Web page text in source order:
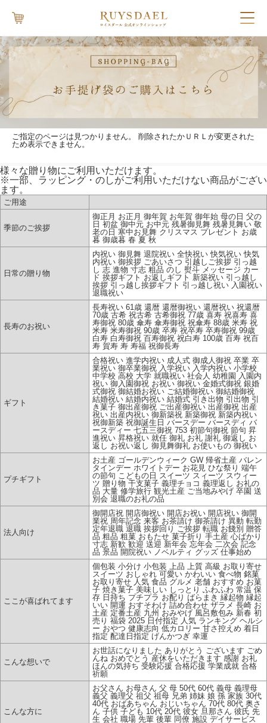
ご指定のページは見つかりません。 削除されたかＵＲＬが変更された
ため表示できません。
様々な贈り物にご利用いただけます。
※一部、ラッピング・のしがご利用いただけない商品がござい
ます。
ご用途
季節のご挨拶
御正月 お正月 御年賀 お年賀 御年始 母の日 父の
日 初盆 御中元 お中元 残暑御見舞 残暑見舞い 敬
老の日 寒中お見舞 クリスマス プレゼント お歳
暮 御歳暮 春 夏 秋
日常の贈り物
内祝い 御見舞 退院祝い 全快祝い 快気祝い 快気
内祝い 御挨拶 ごあいさつ 引越しご挨拶 引っ越
し 志 進物 寸志 粗品 のし 熨斗 メッセージ カー
ド 挨拶ギフト お返しギフト 新築祝い 引っ越し
挨拶 引っ越し挨拶ギフト 引っ越し祝い 入園祝い
退職祝い
長寿のお祝い
長寿祝い 61歳 還暦 還暦御祝い 還暦祝い 祝還暦
70歳 古希 祝古希 古希御祝 77歳 喜寿 祝喜寿 喜
寿御祝 80歳 傘寿 傘寿御祝 祝傘寿 88歳 米寿 祝
米寿 米寿御祝 90歳 卒寿 祝卒寿 卒寿御祝 99歳
白寿 白寿御祝 百寿御祝 祝白寿 100歳 百寿 祝百
寿 賀寿 寿 寿福 祝御長寿
ギフト
合格祝い 進学内祝い 成人式 御成人御祝 卒業 卒
業祝い 御卒業御祝 入学祝い 入学内祝い 小学校
中学校 高校 大学 就職祝い 社会人 幼稚園 入園内
祝い 御入園御祝 お祝い 御祝い 金婚式御祝 銀婚
式御祝 御結婚お祝い ご結婚御祝い 御結婚御祝
結婚祝い 結婚内祝い 結婚式 引き出物 引出物 引
き菓子 御出産御祝 ご出産御祝い 出産御祝 出産
祝い 出産内祝い 御新築祝 新築御祝 新築内祝い
祝御新築 祝御誕生日 バースデー バースディ バ
ースディー 七五三御祝 753 初節句御祝 節句 昇
進祝い 昇格祝い 就任 御礼 お礼 謝礼 御返し お
返し お祝い返し 御見舞御礼 お使いもの 御祝い
プチギフト
お土産 ゴールデンウィーク GW 帰省土産 バレン
タインデー ホワイトデー お花見 ひな祭り 端午
の節句 こどもの日 スイーツ スィーツ スウィー
ツ 贈り物 干支菓子 義理チョコ 義理返し お礼の
品 大量 修学旅行 観光土産 ご当地みやげ 卒園 送
別会 退職のお礼の品
法人向け
御開店祝 開店御祝い 開店お祝い 開店祝い 御開
業祝 周年記念 来客 お茶請け 御茶請け 異動 転勤
定年退職 退職 挨拶回り ご挨拶 転職 お餞別 贈答
品 粗品 粗菓 おもたせ 菓子折り 手土産 心ばかり
寸志 新歓 歓迎 送迎 新年会 忘年会 二次会 記念
品 景品 開院祝い ノベルティ グッズ 仕事始め
ここが喜ばれてます
個包装 小分け 小包装 上品 上質 高級 お取り寄せ
スイーツ おしゃれ 可愛い かわいい 食べ物 銘菓
お取り寄せ 人気 食品 グルメ 老舗 おすすめ お菓
子 焼き菓子 美味しい しっとり ふわふわ 常温 保
存 日持ち プチプラ お配り ばらまき 縁起物 縁起
いい 開運 おすそわけ 詰め合わせ ザラメ 長崎 お
土産 定番土産 九州 おみやげ 風呂敷包み 新春 初
売り 福袋 2025 日付指定 人気 ランキング ヘルシ
ー おやつ 健康志向 低カロリー 甘さ控えめ 着日
指定 配達日指定 げんかつぎ 幸運
こんな想いで
お世話になりました ありがとう ございます ごめ
んね おめでとう 産休をいただきます 感謝 お礼
ほんの気持ち 受験応援 合格応援 学業成就 合格
祈願
こんな方に
お父さん お母さん 父 母 50代 60代 義母 義理母
義父 義理父 祖父 祖母 兄弟 姉妹 娘 孫 家族 30代
40代 おばあちゃん おじいちゃん 70代 80代 奥さ
ん 子供 子ども 10代 20代 彼女 旦那さん 彼氏 先
生 会社 職場 先輩 後輩 同僚 施設 デイサービス